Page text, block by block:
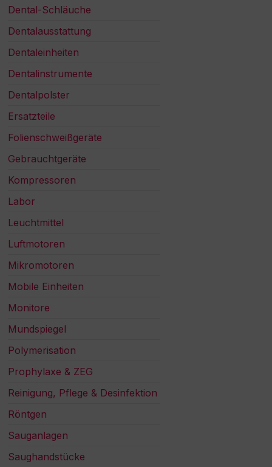
Dental-Schläuche
Dentalausstattung
Dentaleinheiten
Dentalinstrumente
Dentalpolster
Ersatzteile
Folienschweißgeräte
Gebrauchtgeräte
Kompressoren
Labor
Leuchtmittel
Luftmotoren
Mikromotoren
Mobile Einheiten
Monitore
Mundspiegel
Polymerisation
Prophylaxe & ZEG
Reinigung, Pflege & Desinfektion
Röntgen
Sauganlagen
Saughandstücke